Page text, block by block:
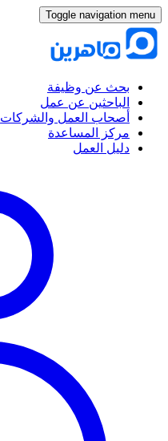
Toggle navigation menu
بحث عن وظيفة
الباحثين عن عمل
أصحاب العمل والشركات
مركز المساعدة
دليل العمل